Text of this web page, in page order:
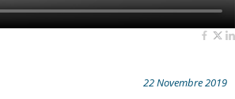
22 Novembre 2019